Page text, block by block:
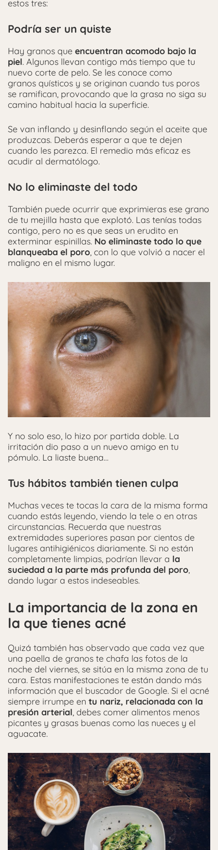
estos tres:
Podría ser un quiste
Hay granos que encuentran acomodo bajo la
piel. Algunos llevan contigo más tiempo que tu
nuevo corte de pelo. Se les conoce como
granos quísticos y se originan cuando tus poros
se ramifican, provocando que la grasa no siga su
camino habitual hacia la superficie.
Se van inflando y desinflando según el aceite que
produzcas. Deberás esperar a que te dejen
cuando les parezca. El remedio más eficaz es
acudir al dermatólogo.
No lo eliminaste del todo
También puede ocurrir que exprimieras ese grano
de tu mejilla hasta que explotó. Las tenías todas
contigo, pero no es que seas un erudito en
exterminar espinillas. No eliminaste todo lo que
blanqueaba el poro, con lo que volvió a nacer el
maligno en el mismo lugar.
Y no solo eso, lo hizo por partida doble. La
irritación dio paso a un nuevo amigo en tu
pómulo. La liaste buena…
Tus hábitos también tienen culpa
Muchas veces te tocas la cara de la misma forma
cuando estás leyendo, viendo la tele o en otras
circunstancias. Recuerda que nuestras
extremidades superiores pasan por cientos de
lugares antihigiénicos diariamente. Si no están
completamente limpias, podrían llevar a la
suciedad a la parte más profunda del poro,
dando lugar a estos indeseables.
La importancia de la zona en
la que tienes acné
Quizá también has observado que cada vez que
una paella de granos te chafa las fotos de la
noche del viernes, se sitúa en la misma zona de tu
cara. Estas manifestaciones te están dando más
información que el buscador de Google. Si el acné
siempre irrumpe en tu nariz, relacionada con la
presión arterial , debes comer alimentos menos
picantes y grasas buenas como las nueces y el
aguacate.